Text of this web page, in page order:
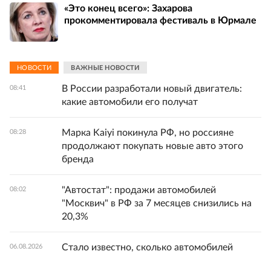
«Это конец всего»: Захарова
прокомментировала фестиваль в Юрмале
НОВОСТИ ВАЖНЫЕ НОВОСТИ
08:41
В России разработали новый двигатель:
какие автомобили его получат
08:28
Марка Kaiyi покинула РФ, но россияне
продолжают покупать новые авто этого
бренда
08:02
"Автостат": продажи автомобилей
"Москвич" в РФ за 7 месяцев снизились на
20,3%
06.08.2026
Стало известно, сколько автомобилей